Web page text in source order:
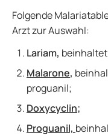
Folgende
Arzt zur Auswahl:
Lariam,
Malarone,
proguanil;
Doxycyclin;
Proguanil,